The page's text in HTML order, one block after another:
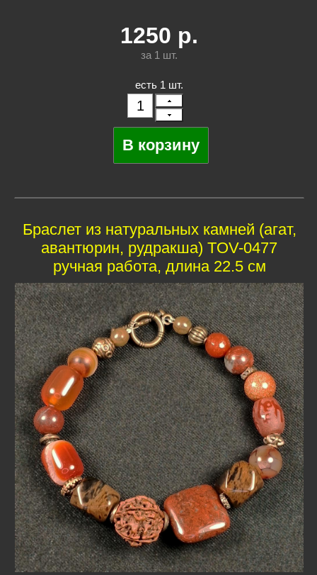
1250 р.
за 1 шт.
есть 1 шт.
Браслет из натуральных камней (агат,
авантюрин, рудракша) TOV-0477
ручная работа, длина 22.5 см